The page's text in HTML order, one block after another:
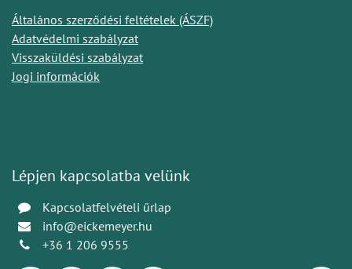
Általános szerződési feltételek (ÁSZF)
Adatvédelmi szabályzat
Visszaküldési szabályzat
Jogi információk
Lépjen kapcsolatba velünk
Kapcsolatfelvételi űrlap
info@eickemeyer.hu
+36 1 206 9555